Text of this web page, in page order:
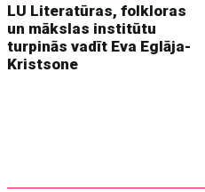
LU Literatūras, folkloras
un mākslas institūtu
turpinās vadīt Eva Eglāja-
Kristsone